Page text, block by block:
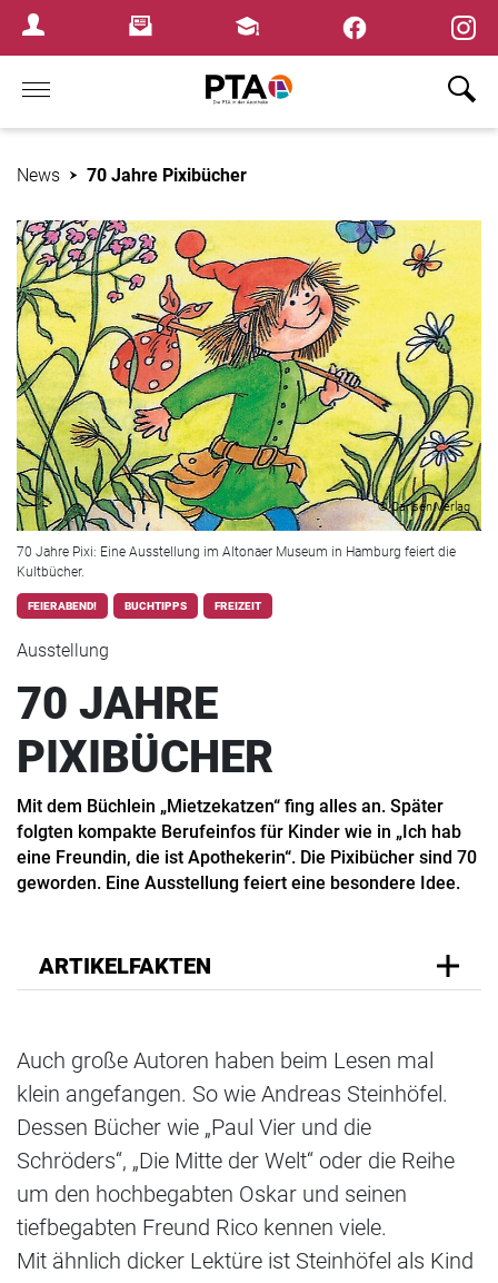
Login MenuNewsletterFortbildungen
Home
News 70 Jahre Pixibücher
© Carlsen Verlag
70 Jahre Pixi: Eine Ausstellung im Altonaer Museum in Hamburg feiert die
Kultbücher.
FEIERABEND! BUCHTIPPS FREIZEIT
Ausstellung
70 JAHRE
PIXIBÜCHER
Mit dem Büchlein „Mietzekatzen“ fing alles an. Später
folgten kompakte Berufeinfos für Kinder wie in „Ich hab
eine Freundin, die ist Apothekerin“. Die Pixibücher sind 70
geworden. Eine Ausstellung feiert eine besondere Idee.
ARTIKELFAKTEN
Auch große Autoren haben beim Lesen mal
klein angefangen. So wie Andreas Steinhöfel.
Dessen Bücher wie „Paul Vier und die
Schröders“, „Die Mitte der Welt“ oder die Reihe
um den hochbegabten Oskar und seinen
tiefbegabten Freund Rico kennen viele.
Mit ähnlich dicker Lektüre ist Steinhöfel als Kind
×